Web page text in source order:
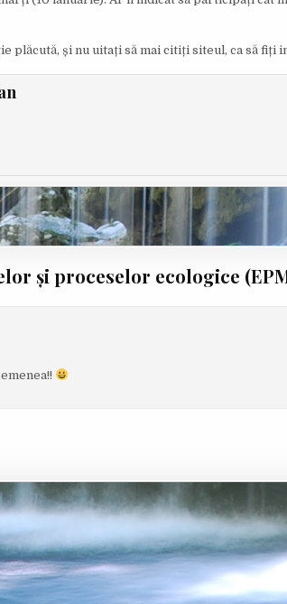
și nu uitați să mai citiți siteul, ca să fiți
și proceselor ecologice